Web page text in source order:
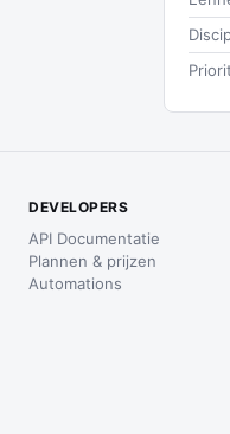
DEVELOPERS
API Documentatie
Plannen & prijzen
Automations